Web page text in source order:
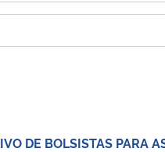
DE BOLSISTAS PARA